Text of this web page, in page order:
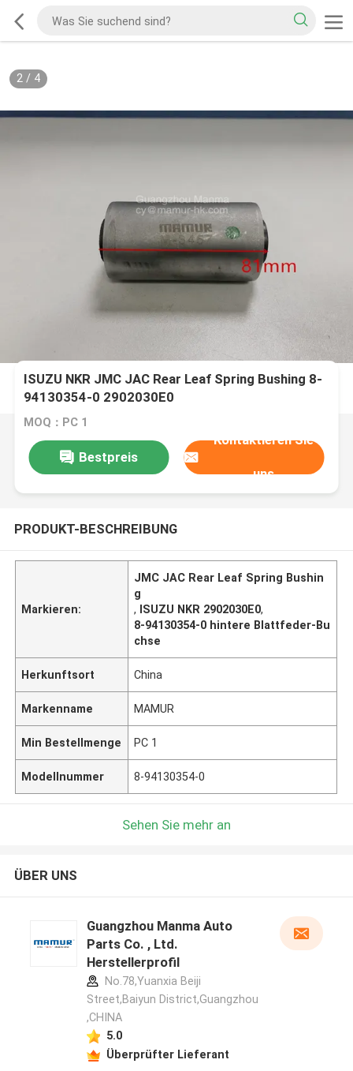
2/ 4
ISUZU NKR JMC JAC Rear Leaf Spring Bushing 8-
94130354-0 2902030E0
MOQ：PC 1
Bestpreis
Kontaktieren Sie
uns
PRODUKT-BESCHREIBUNG
Markieren:
JMC JAC Rear Leaf Spring Bushin
g
, ISUZU NKR 2902030E0,
8-94130354-0 hintere Blattfeder-Bu
chse
Herkunftsort China
Markenname MAMUR
Min Bestellmenge PC 1
Modellnummer 8-94130354-0
Sehen Sie mehr an
ÜBER UNS
Guangzhou Manma Auto
Parts Co. , Ltd.
Herstellerprofil
No.78,Yuanxia Beiji
Street,Baiyun District,Guangzhou
,CHINA
5.0
Überprüfter Lieferant